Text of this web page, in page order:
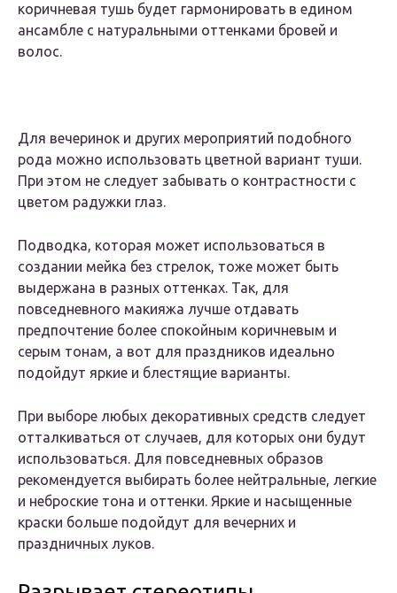
коричневая тушь будет гармонировать в едином
ансамбле с натуральными оттенками бровей и
волос.
Для вечеринок и других мероприятий подобного
рода можно использовать цветной вариант туши.
При этом не следует забывать о контрастности с
цветом радужки глаз.
Подводка, которая может использоваться в
создании мейка без стрелок, тоже может быть
выдержана в разных оттенках. Так, для
повседневного макияжа лучше отдавать
предпочтение более спокойным коричневым и
серым тонам, а вот для праздников идеально
подойдут яркие и блестящие варианты.
При выборе любых декоративных средств следует
отталкиваться от случаев, для которых они будут
использоваться. Для повседневных образов
рекомендуется выбирать более нейтральные, легкие
и неброские тона и оттенки. Яркие и насыщенные
краски больше подойдут для вечерних и
праздничных луков.